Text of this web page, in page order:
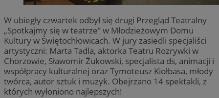
W ubiegły czwartek odbył się drugi Przegląd Teatralny
„Spotkajmy się w teatrze” w Młodzieżowym Domu
Kultury w Świętochłowicach. W jury zasiedli specjaliści
artystyczni: Marta Tadla, aktorka Teatru Rozrywki w
Chorzowie, Sławomir Żukowski, specjalista ds, animacji i
współpracy kulturalnej oraz Tymoteusz Kiołbasa, młody
twórca, autor sztuk i muzyk. Obejrzano 14 spektakli, z
których wyłoniono najlepszych!